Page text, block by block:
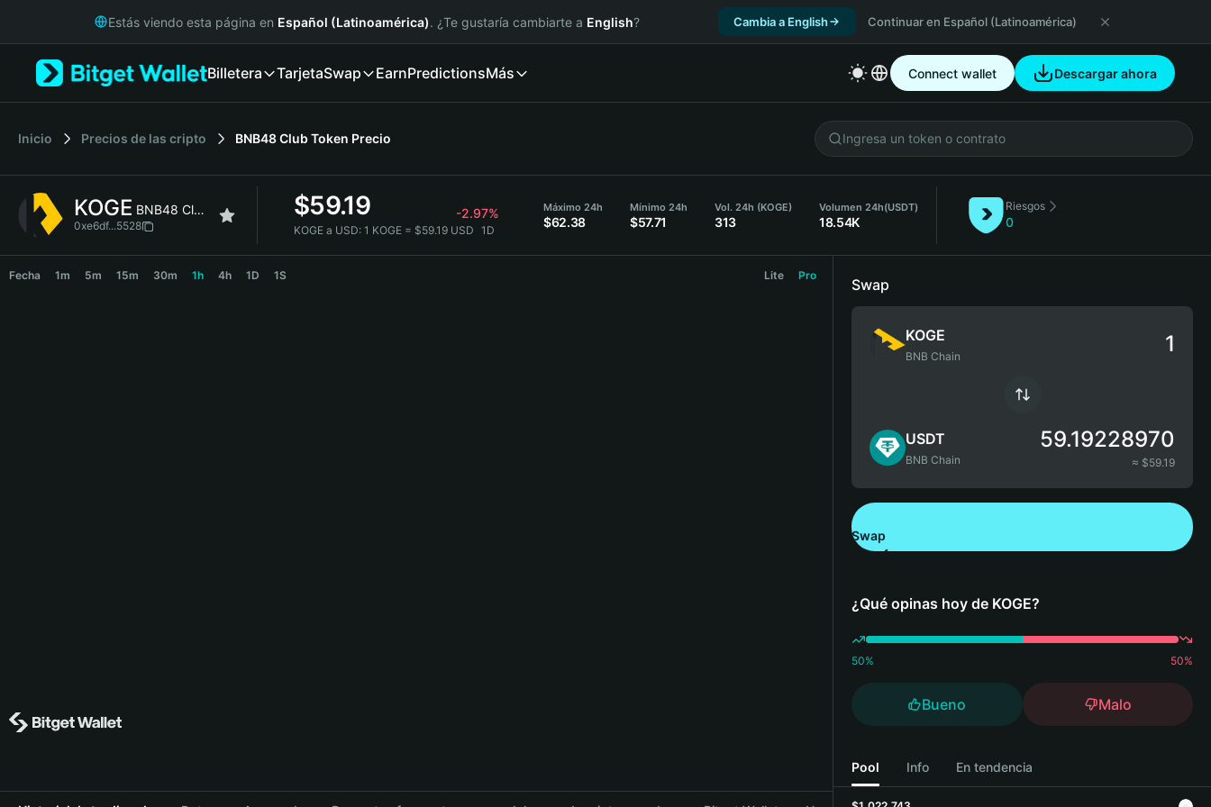
Русский
Italiano
简体中文
繁體中文
Bahasa Indonesia
Estás viendo esta página en Español (Latinoamérica). ¿Te gustaría cambiarte a English? Cambia a English Continuar en Español (Latinoamérica)
Billetera TarjetaSwap EarnPredictionsMás Connect wallet Descargar ahora
Inicio Precios de las cripto BNB48 Club Token Precio
KOGE BNB48 Club Token
0xe6df...5528
$59.19 -2.97%
KOGE a USD: 1 KOGE = $59.19 USD 1D
Máximo 24h
$62.38
Mínimo 24h
$57.71
Vol. 24h (KOGE)
313
Volumen 24h(USDT)
18.54K
Riesgos
0
Fecha 1m 5m 15m 30m 1h 4h 1D 1S Lite Pro
Swap
KOGE
BNB Chain
USDT
BNB Chain
59.19228970
≈ $59.19
Swap
¿Qué opinas hoy de KOGE?
50% 50%
Bueno Malo
Pool Info En tendencia